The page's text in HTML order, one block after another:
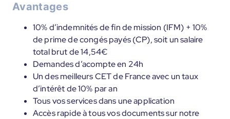
Avantages
10% d’indemnités de fin de mission (IFM) + 10%
de prime de congés payés (CP), soit un salaire
total brut de 14,54€
Demandes d’acompte en 24h
Un des meilleurs CET de France avec un taux
d’intérêt de 10% par an
Tous vos services dans une application
Accès rapide à tous vos documents sur notre